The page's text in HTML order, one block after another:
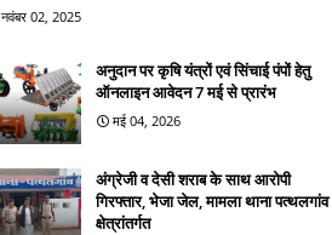
नवंबर 02, 2025
अनुदान पर कृषि यंत्रों एवं सिंचाई पंपों हेतु
ऑनलाइन आवेदन 7 मई से प्रारंभ
मई 04, 2026
अंग्रेजी व देसी शराब के साथ आरोपी
गिरफ्तार, भेजा जेल, मामला थाना पत्थलगांव
क्षेत्रांतर्गत